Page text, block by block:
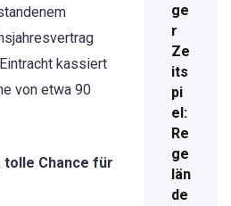
kassiert
von etwa 90
tolle Chance für
ge
r
Ze
its
pi
el:
Re
ge
län
de